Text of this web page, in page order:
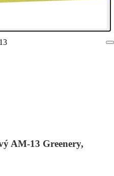
AM-13 Greenery,